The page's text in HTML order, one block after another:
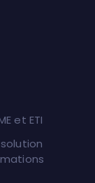
et ETI